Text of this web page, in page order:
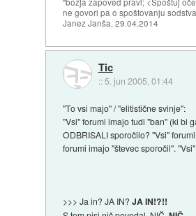
"božja zapoved pravi; <Spoštuj
ne govori pa o spoštovanju
Janez Janša, 29.04.2014
Tic
:: 5. jun 2005, 01:44
"To vsi majo" / "elitistične svinje":
"Vsi" forumi imajo tudi "ban" (ki bi
ODBRISALI sporočilo? "Vsi"
forumi imajo "števec sporočil".
>>> Ja in? JA IN?JA IN!?!!